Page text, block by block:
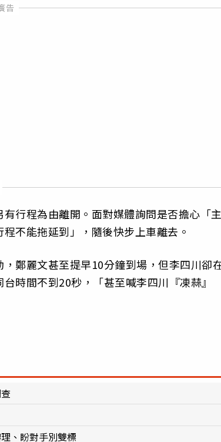
行程為由離開。面對媒體詢問是否擔心「
不能拖延到」，隨後快步上車離去。
鄭麗文甚至提早10分鐘到場，但李四川卻
時間不到20秒，「甚至喊李四川『凍蒜』
、盼對手別雙標